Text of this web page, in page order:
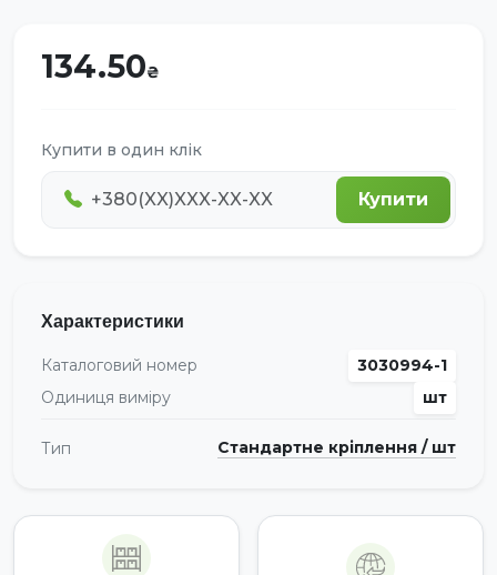
134.50
Купити в один клік
Купити
Характеристики
Каталоговий номер
3030994-1
Одиниця виміру
шт
Тип Стандартне кріплення / шт